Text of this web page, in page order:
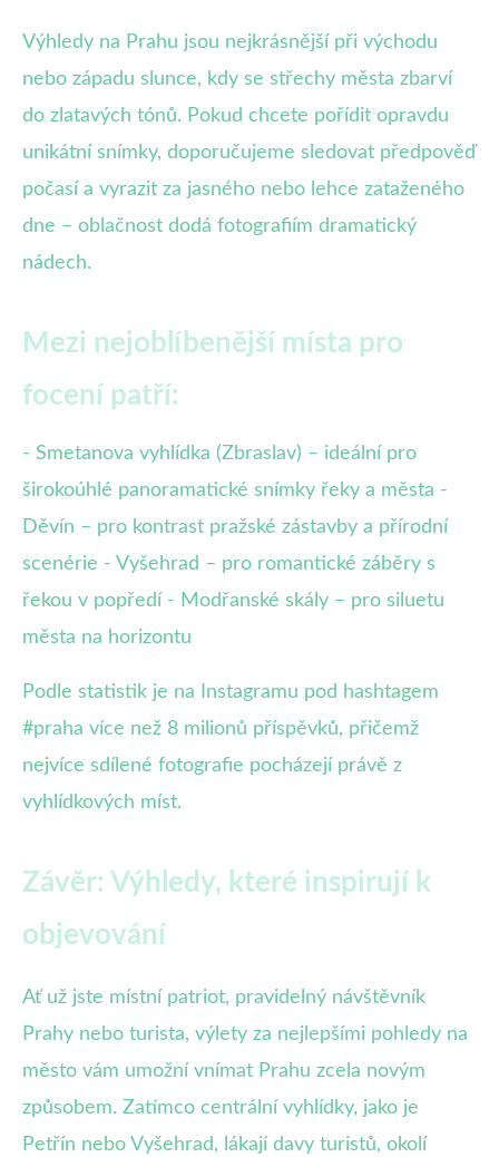
Výhledy na Prahu jsou nejkrásnější při východu
nebo západu slunce, kdy se střechy města zbarví
do zlatavých tónů. Pokud chcete pořídit opravdu
unikátní snímky, doporučujeme sledovat předpověď
počasí a vyrazit za jasného nebo lehce zataženého
dne – oblačnost dodá fotografiím dramatický
nádech.
Mezi nejoblíbenější místa pro
focení patří:
- Smetanova vyhlídka (Zbraslav) – ideální pro
širokoúhlé panoramatické snímky řeky a města -
Děvín – pro kontrast pražské zástavby a přírodní
scenérie - Vyšehrad – pro romantické záběry s
řekou v popředí - Modřanské skály – pro siluetu
města na horizontu
Podle statistik je na Instagramu pod hashtagem
#praha více než 8 milionů příspěvků, přičemž
nejvíce sdílené fotografie pocházejí právě z
vyhlídkových míst.
Závěr: Výhledy, které inspirují k
objevování
Ať už jste místní patriot, pravidelný návštěvník
Prahy nebo turista, výlety za nejlepšími pohledy na
město vám umožní vnímat Prahu zcela novým
způsobem. Zatímco centrální vyhlídky, jako je
Petřín nebo Vyšehrad, lákají davy turistů, okolí